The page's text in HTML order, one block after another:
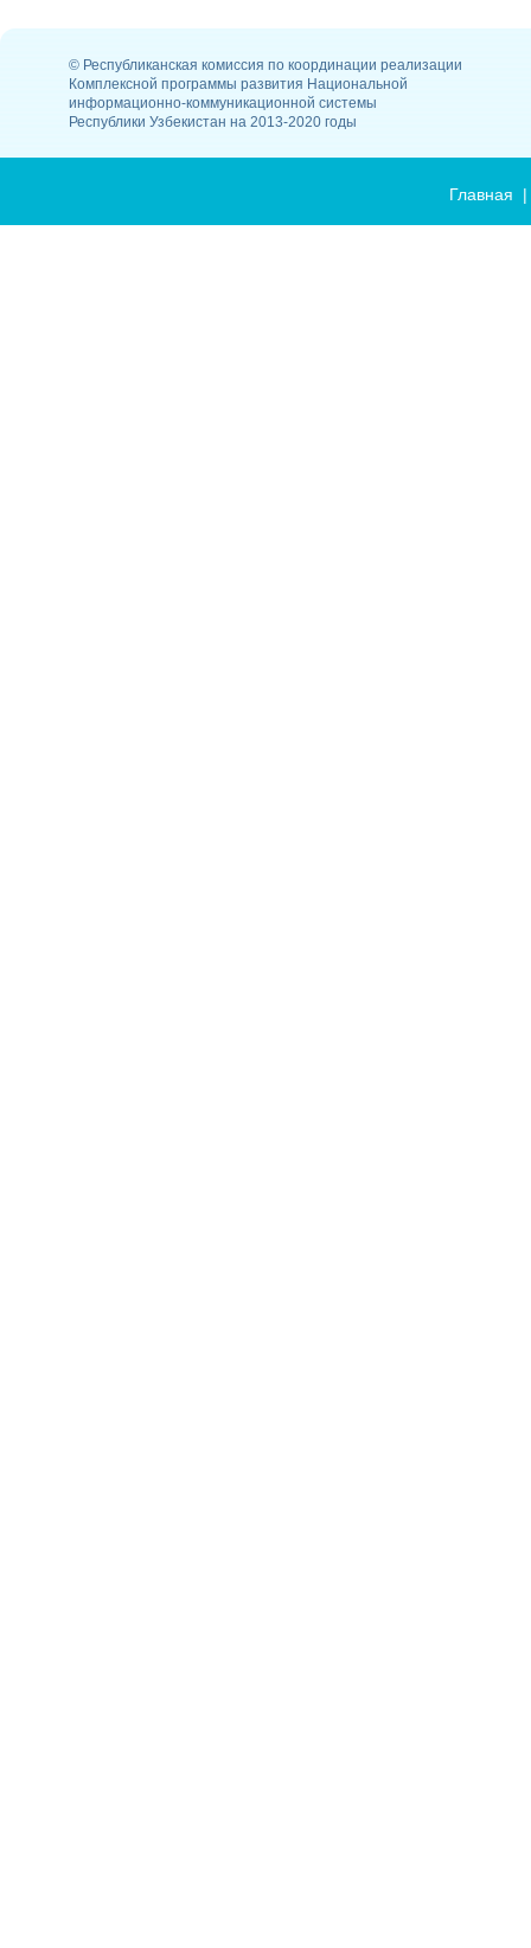
© Республиканская комиссия по координации реализации
Комплексной программы развития Национальной
информационно-коммуникационной системы
Республики Узбекистан на 2013-2020 годы
Главная